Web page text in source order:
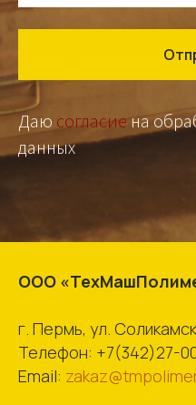
Даю согласие на
данных
ООО
г. Пермь, ул.
Телефон: +7(342)27-
Email: